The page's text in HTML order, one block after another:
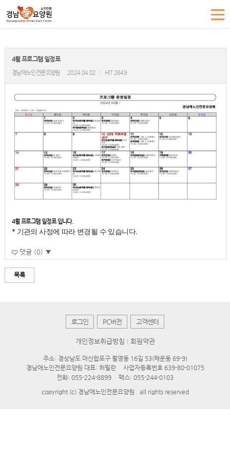
4월 프로그램 일정표
경남애노인전문요양원 2024.04.02 HIT 2649
4월 프로그램 일정표 입니다.
* 기관의 사정에 따라 변경될 수 있습니다.
댓글 (0) ▼
목록
로그인 PC버전 고객센터
개인정보취급방침 회원약관
주소: 경상남도 마산합포구 월영동 16길 53(해운동 69-9)
경남애노인전문요양원 대표: 허필란
사업자등록번호 639-80-01075
전화: 055-224-8899
팩스: 055-244-0103
copyright (c) 경남애노인전문요양원 . all rights reserved